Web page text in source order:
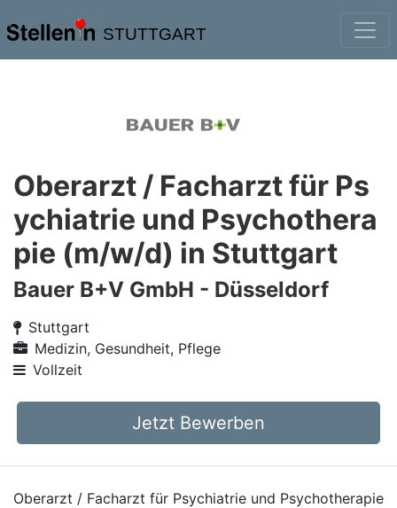
STUTTGART
Oberarzt / Facharzt für Ps
ychiatrie und Psychothera
pie (m/w/d) in Stuttgart
Bauer B+V GmbH - Düsseldorf
Stuttgart
Medizin, Gesundheit, Pflege
Vollzeit
Jetzt Bewerben
Oberarzt / Facharzt für Psychiatrie und Psychotherapie